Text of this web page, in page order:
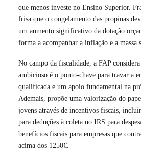
que menos investe no Ensino Superior.
frisa que o congelamento das propinas
um aumento significativo da dotação
forma a acompanhar a inflação e a massa
No campo da fiscalidade, a FAP
ambicioso é o ponto-chave para travar a
qualificada e um apoio fundamental na
Ademais, propõe uma valorização do
jovens através de incentivos fiscais,
para deduções à coleta no IRS para
benefícios fiscais para empresas que
acima dos 1250€.